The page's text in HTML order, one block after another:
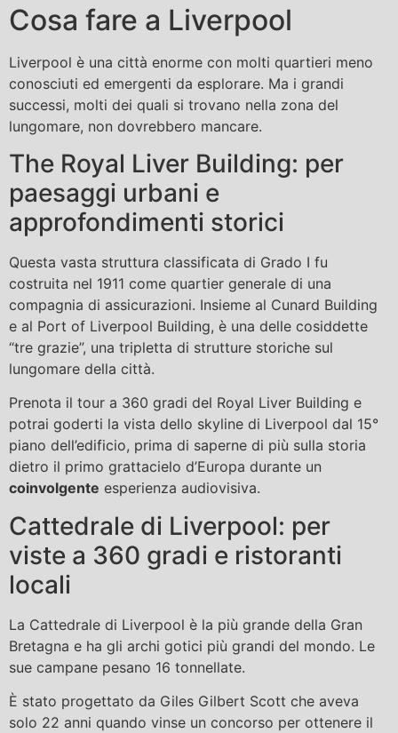
Cosa fare a Liverpool
Liverpool è una città enorme con molti quartieri meno
conosciuti ed emergenti da esplorare. Ma i grandi
successi, molti dei quali si trovano nella zona del
lungomare, non dovrebbero mancare.
The Royal Liver Building: per
paesaggi urbani e
approfondimenti storici
Questa vasta struttura classificata di Grado I fu
costruita nel 1911 come quartier generale di una
compagnia di assicurazioni. Insieme al Cunard Building
e al Port of Liverpool Building, è una delle cosiddette
“tre grazie”, una tripletta di strutture storiche sul
lungomare della città.
Prenota il tour a 360 gradi del Royal Liver Building e
potrai goderti la vista dello skyline di Liverpool dal 15°
piano dell’edificio, prima di saperne di più sulla storia
dietro il primo grattacielo d’Europa durante un
coinvolgente esperienza audiovisiva.
Cattedrale di Liverpool: per
viste a 360 gradi e ristoranti
locali
La Cattedrale di Liverpool è la più grande della Gran
Bretagna e ha gli archi gotici più grandi del mondo. Le
sue campane pesano 16 tonnellate.
È stato progettato da Giles Gilbert Scott che aveva
solo 22 anni quando vinse un concorso per ottenere il